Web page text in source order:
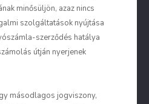
minősüljön, azaz nincs
szolgáltatások nyújtása
szerződés hatálya
útján nyerjenek
másodlagos jogviszony,